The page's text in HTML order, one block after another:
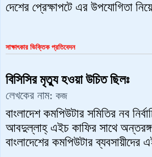
দেশের প্রেক্ষাপটে এর উপযোগিতা
সাক্ষাৎকার ভিক্তিক প্রতিবেদন
বিসিসির মৃত্যু হওয়া উচিত ছিলঃ
লেখকের নাম: কজ
বাংলাদেশ কমপিউটার সমিতির নব
আবদুল্লাহ্‌ এইচ কাফির সাথে অন্তরঙ্গ
বাংলাদেশের কমপিউটার